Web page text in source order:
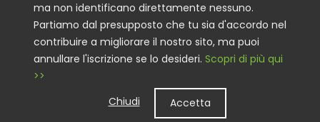
ma non identificano direttamente nessuno.
Partiamo dal presupposto che tu sia d'accordo nel
contribuire a migliorare il nostro sito, ma puoi
annullare l'iscrizione se lo desideri. Scopri di più qui
>>
Chiudi
Accetta